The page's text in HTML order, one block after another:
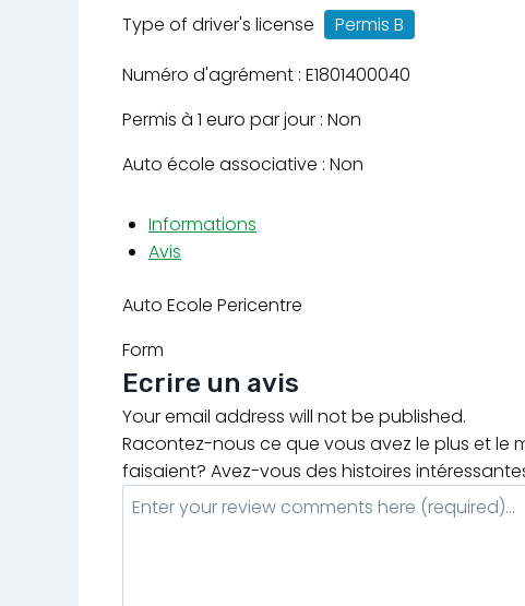
Type of driver's license
Permis B
Numéro d'agrément : E1801400040
Permis à 1 euro par jour : Non
Auto école associative : Non
Informations
Avis
Auto Ecole Pericentre
Form
Ecrire un avis
Your email address will not be published.
Racontez-nous ce que vous avez le plus et le
faisaient? Avez-vous des histoires